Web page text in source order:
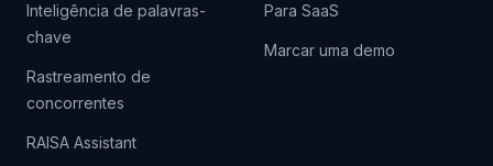
Inteligência de palavras-
chave
Rastreamento de
concorrentes
RAISA Assistant
Para SaaS
Marcar uma demo